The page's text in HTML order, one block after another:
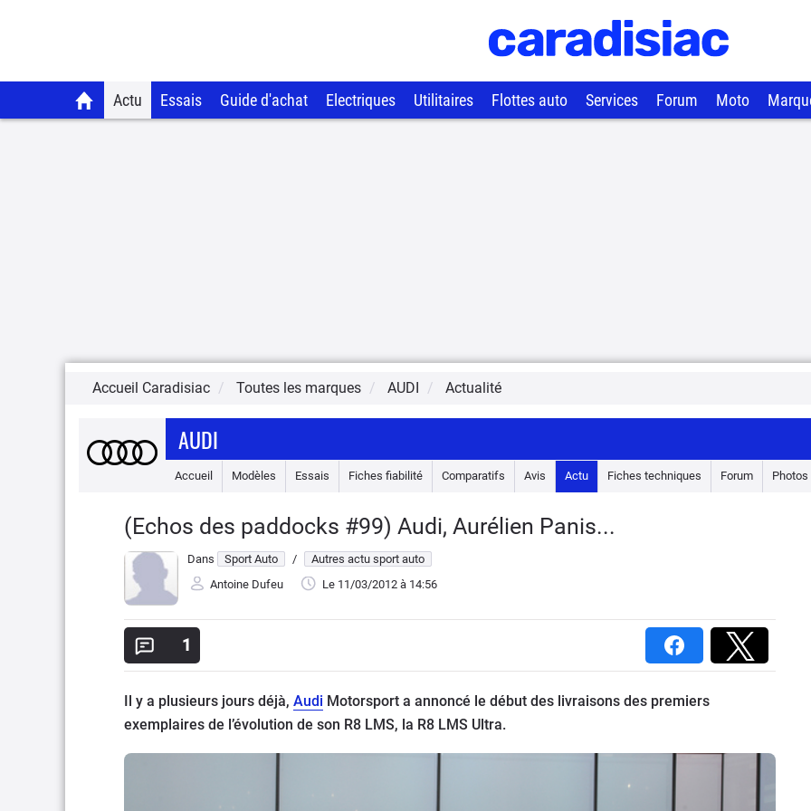
Actu Essais Guide d'achat Electriques Utilitaires Flottes auto Services Forum Moto
Accueil Caradisiac Toutes les marques AUDI Actualité
AUDI
Accueil Modèles Essais Fiches fiabilité Comparatifs Avis Actu Fiches techniques Forum Photos
(Echos des paddocks #99) Audi, Aurélien Panis...
Dans Sport Auto /
Autres actu sport auto
Antoine Dufeu
Le 11/03/2012 à 14:56
1
Il y a plusieurs jours déjà, Audi Motorsport a annoncé le début des livraisons des premiers
exemplaires de l’évolution de son R8 LMS, la R8 LMS Ultra.